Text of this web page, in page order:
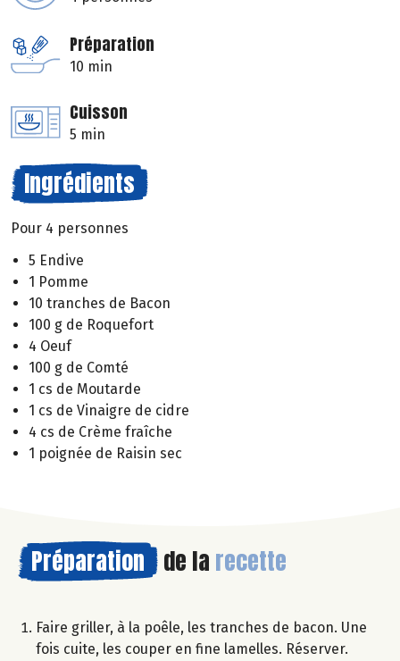
Préparation
10 min
Cuisson
5 min
Ingrédients
Pour 4 personnes
5 Endive
1 Pomme
10 tranches de Bacon
100 g de Roquefort
4 Oeuf
100 g de Comté
1 cs de Moutarde
1 cs de Vinaigre de cidre
4 cs de Crème fraîche
1 poignée de Raisin sec
Préparation de la recette
Faire griller, à la poêle, les tranches de bacon. Une
fois cuite, les couper en fine lamelles. Réserver.